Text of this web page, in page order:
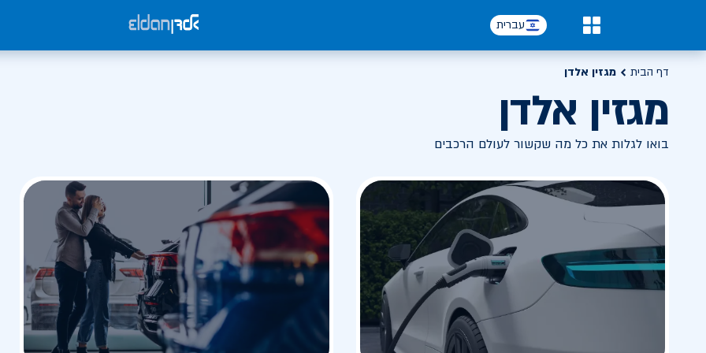
עברית
דף הבית מגזין אלדן
מגזין אלדן
בואו לגלות את כל מה שקשור לעולם הרכבים